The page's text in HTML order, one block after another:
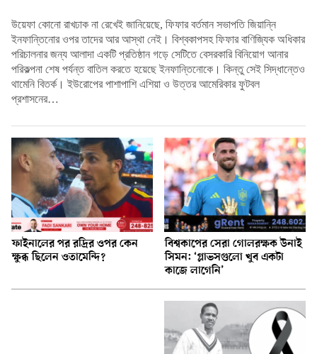
উয়েফা কোনো রাখঢাক না রেখেই জানিয়েছে, ফিফার বর্তমান সভাপতি জিয়ান্নি
ইনফান্তিনোর ওপর তাদের আর আস্থা নেই। বিশ্বকাপসহ ফিফার বাণিজ্যিক অধিকার
পরিচালনার জন্য আলাদা একটি প্রতিষ্ঠান গড়ে সেটিতে বেসরকারি বিনিয়োগ আনার
পরিকল্পনা শেষ পর্যন্ত বাতিল করতে হয়েছে ইনফান্তিনোকে। কিন্তু সেই সিদ্ধান্তেও
থামেনি বিতর্ক। ইউরোপের পাশাপাশি এশিয়া ও উত্তর আমেরিকার ফুটবল
প্রশাসনের…
ফাইনালের পর রদ্রির ওপর কেন
ক্ষুব্ধ ছিলেন ওতামেন্দি?
বিশ্বকাপের সেরা গোলরক্ষক উনাই
সিমন: ‘গ্লাভসগুলো খুব একটা
কাজে লাগেনি’